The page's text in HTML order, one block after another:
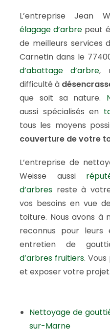
L’entreprise Jean
élagage d’arbre peut
de meilleurs services
Carnetin dans le
d’abattage d’arbre,
difficulté à
que soit sa nature.
aussi spécialisés en
tous les moyens
couverture de votre
L’entreprise de
Weisse aussi
d’arbres reste à
vos besoins en vue
toiture. Nous avons à
reconnus pour leurs
entretien de
d’arbres fruitiers.
et exposer votre projet.
Nettoyage de
sur-Marne